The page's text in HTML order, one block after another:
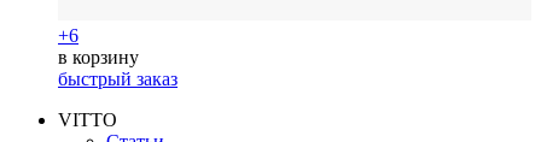
+6
в корзину
быстрый заказ
VITTO